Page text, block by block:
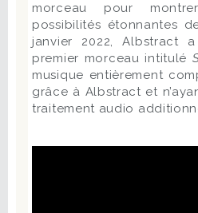
morceau pour
possibilités étonnantes
janvier 2022, Albstract
premier morceau intitulé
musique entièrement
grâce à Albstract et
traitement audio